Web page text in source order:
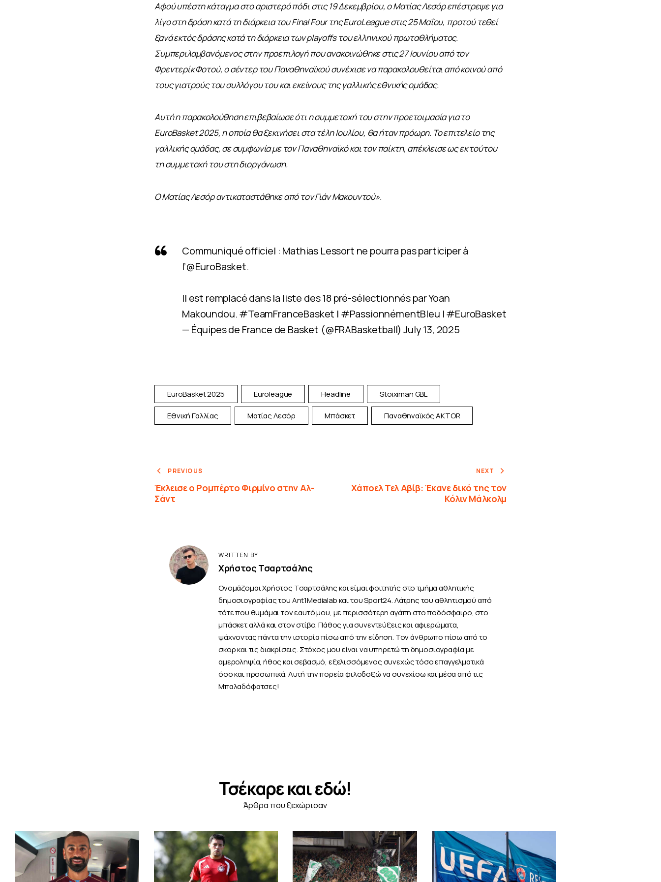
Αφού υπέστη κάταγμα στο αριστερό πόδι στις 19 Δεκεμβρίου, ο Ματίας Λεσόρ επέστρεψε για
λίγο στη δράση κατά τη διάρκεια του Final Four της EuroLeague στις 25 Μαΐου, προτού τεθεί
ξανά εκτός δράσης κατά τη διάρκεια των playoffs του ελληνικού πρωταθλήματος.
Συμπεριλαμβανόμενος στην προεπιλογή που ανακοινώθηκε στις 27 Ιουνίου από τον
Φρεντερίκ Φοτού, ο σέντερ του Παναθηναϊκού συνέχισε να παρακολουθείται από κοινού από
τους γιατρούς του συλλόγου του και εκείνους της γαλλικής εθνικής ομάδας.
Αυτή η παρακολούθηση επιβεβαίωσε ότι η συμμετοχή του στην προετοιμασία για το
EuroBasket 2025, η οποία θα ξεκινήσει στα τέλη Ιουλίου, θα ήταν πρόωρη. Το επιτελείο της
γαλλικής ομάδας, σε συμφωνία με τον Παναθηναϊκό και τον παίκτη, απέκλεισε ως εκ τούτου
τη συμμετοχή του στη διοργάνωση.
Ο Ματίας Λεσόρ αντικαταστάθηκε από τον Γιάν Μακουντού».
Communiqué officiel : Mathias Lessort ne pourra pas participer à
l’@EuroBasket.
Il est remplacé dans la liste des 18 pré-sélectionnés par Yoan
Makoundou.#TeamFranceBasket | #PassionnémentBleu |#EuroBasket
— Équipes de France de Basket (@FRABasketball)July 13, 2025
EuroBasket 2025 Euroleague Headline Stoiximan GBL
Εθνική Γαλλίας Ματίας Λεσόρ Μπάσκετ Παναθηναϊκός AKTOR
PREVIOUS
Έκλεισε ο Ρομπέρτο Φιρμίνο στην Αλ-
Σάντ
NEXT
Χάποελ Τελ Αβίβ: Έκανε δικό της τον
Κόλιν Μάλκολμ
WRITTEN BY
Χρήστος Τσαρτσάλης
Ονομάζομαι Χρήστος Τσαρτσάλης και είμαι φοιτητής στο τμήμα αθλητικής
δημοσιογραφίας του Ant1Medialab και του Sport24. Λάτρης του αθλητισμού από
τότε που θυμάμαι τον εαυτό μου, με περισσότερη αγάπη στο ποδόσφαιρο, στο
μπάσκετ αλλά και στον στίβο. Πάθος για συνεντεύξεις και αφιερώματα,
ψάχνοντας πάντα την ιστορία πίσω από την είδηση. Τον άνθρωπο πίσω από το
σκορ και τις διακρίσεις. Στόχος μου είναι να υπηρετώ τη δημοσιογραφία με
αμεροληψία, ήθος και σεβασμό, εξελισσόμενος συνεχώς τόσο επαγγελματικά
όσο και προσωπικά. Αυτή την πορεία φιλοδοξώ να συνεχίσω και μέσα από τις
Μπαλαδόφατσες!
Τσέκαρε και εδώ!
Άρθρα που ξεχώρισαν